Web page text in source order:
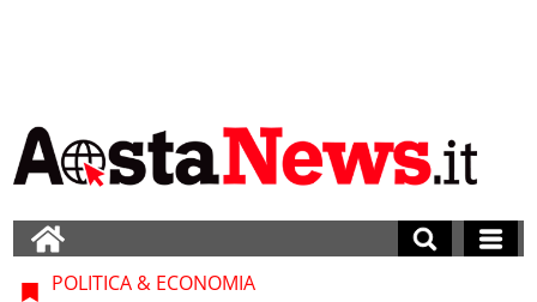
POLITICA & ECONOMIA